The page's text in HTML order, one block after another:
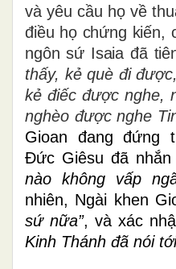
vàyêu cầu họ về
điều họ chứng kiến,
ngôn sứ Isaia đã
thấy, kẻ què đi
kẻ điếc được nghe,
nghèo được nghe
Gioan đang đứng
Đức Giêsu đã nhắn
nào không vấp
nhiên, Ngài khen
sứ nữa”, và xác
Kinh Thánh đã nói tới